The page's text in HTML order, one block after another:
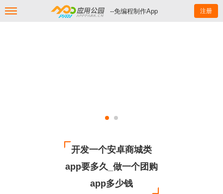
--免编程制作App 注册
开发一个安卓商城类
app要多久_做一个团购
app多少钱